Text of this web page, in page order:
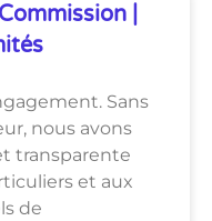
|
Sans
nous avons
transparente
et aux
de